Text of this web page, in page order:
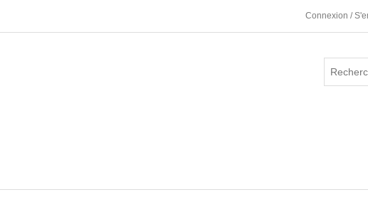
Connexion /